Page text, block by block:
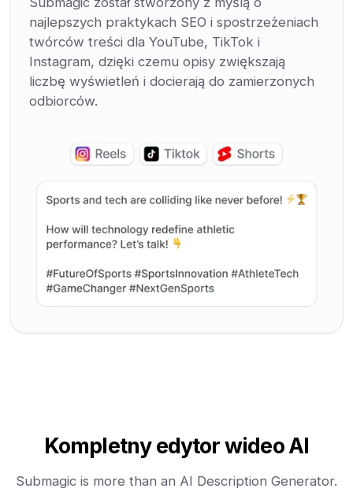
najlepszych praktykach SEO i spostrzeżeniach
twórców treści dla YouTube, TikTok i
Instagram, dzięki czemu opisy zwiększają
liczbę wyświetleń i docierają do zamierzonych
odbiorców.
Kompletny edytor wideo AI
Submagic is more than an AI Description Generator.